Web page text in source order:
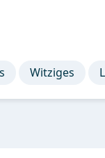
Witziges